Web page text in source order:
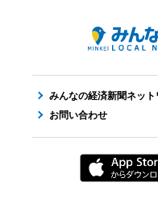
みんなの経済新聞ネット
お問い合わせ